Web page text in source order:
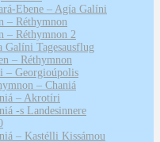
Ebene – Agía Galíni
– Réthymnon
– Réthymnon 2
Galíni Tagesausflug
– Réthymnon
– Georgioúpolis
– Chaniá
– Akrotíri
-s Landesinnere
– Kastélli Kissámou